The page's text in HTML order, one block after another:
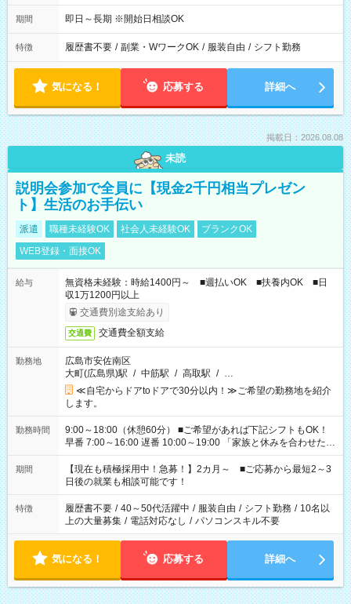
期間 即日～長期 ※開始日相談OK
特徴 履歴書不要 / 副業・WワークOK / 服装自由 / シフト勤務
気になる！ 応募する 詳細へ
掲載日：2026.08.08
未読
説明会参加で全員に【現金2千円相当プレゼン
ト】生活のお手伝い
派遣 職種未経験OK 社会人未経験OK
ブランクOK
WEB登録・面接OK
給与
無資格未経験：時給1400円～ ■週払いOK ■扶養内OK ■日
収1万1200円以上
交通費別途支給あり
交通費 交通費全額支給
勤務地
広島市安佐南区
大町(広島県)駅 / 中筋駅 / 高取駅 / …
≪自宅からドアtoドアで30分以内！≫ご希望の勤務地を紹介
します。
勤務時間
9:00～18:00（休憩60分） ■ご希望があれば下記シフトもOK！
早番 7:00～16:00 遅番 10:00～19:00 「家族と休みを合わせた
い」 「余裕を持って夕飯の準備がしたい」 「できれば残業はし
たくない」 など、ご希望を教えてくださいね。 ※Wワーク希望
の方へ 今ご覧のお仕事で希望する勤務時間と、もう1つのお仕事
の勤務時間。 合計で週40時間を超える場合は応募できません。
期間
【現在も積極採用中！急募！】2カ月～ ■ご応募から最短2～3
日後の就業も相談可能です！
特徴 履歴書不要 / 40～50代活躍中 / 服装自由 / シフト勤務 / 10名以
上の大量募集 / 電話対応なし / パソコンスキル不要
気になる！ 応募する 詳細へ